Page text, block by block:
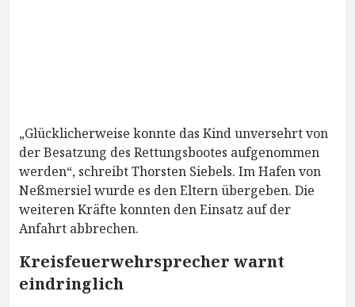
„Glücklicherweise konnte das Kind unversehrt von
der Besatzung des Rettungsbootes aufgenommen
werden“, schreibt Thorsten Siebels. Im Hafen von
Neßmersiel wurde es den Eltern übergeben. Die
weiteren Kräfte konnten den Einsatz auf der
Anfahrt abbrechen.
Kreisfeuerwehrsprecher warnt
eindringlich